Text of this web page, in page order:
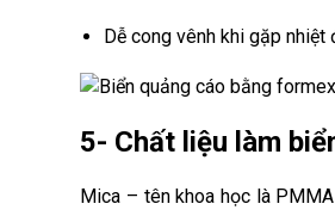
Dễ cong vênh khi gặp nhiệt
5- Chất liệu làm
Mica – tên khoa học là